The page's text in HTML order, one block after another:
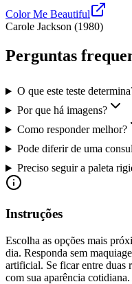
Color Me Beautiful
Carole Jackson (1980)
Perguntas
O que este teste
Por que há imagens?
Como responder melhor?
Pode diferir de uma
Preciso seguir a paleta
Instruções
Escolha as opções mais
dia. Responda sem
artificial. Se ficar entre duas
com sua aparência cotidiana.